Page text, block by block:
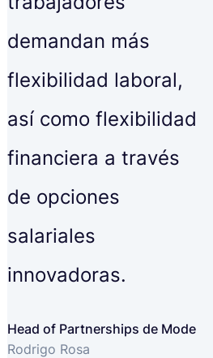
demandan más
flexibilidad laboral,
así como flexibilidad
financiera a través
de opciones
salariales
innovadoras.
Head of Partnerships de Mode
Rodrigo Rosa